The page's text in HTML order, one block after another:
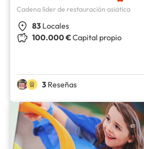
Cadena líder de restauración asiática
83 Locales
100.000 €Capital propio
3 Reseñas